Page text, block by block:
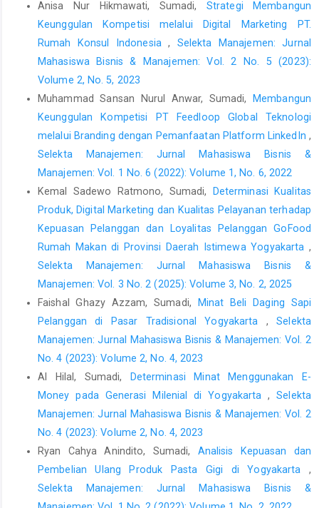
Products,” Jurnal Manajemen Bisnis, 9(2), hal. 289–300.
Tersedia pada:
Fishbein, M. dan Ajzen, I. (1975) Belief, Attitude, Intention, and
Behavior: An Introduction to Theory and Research. Reading, MA:
Addison-Wesley.
Ghozali, I. (2018) Aplikasi Analisis Multivarite dengan Program
IBM SPSS 25. 9 ed. Semarang: Badan Penerbit Universitas
Diponegoro.
Han, H. dan Kim, Y. (2010) “An investigation of green hotel
customers’ decision formation: Developing an extended model
of the theory of planned behavior,” International Journal of
https://doi.org/10.1016/j.ijhm.2010.01.001
Kotler, P. et al. (2012) The Gap Between the Vision for Marketing
and Reality, MIT Sloan Management Review. Tersedia pada:
https://sloanreview.mit.edu/article/the-gap-between-the-vision-
for-marketing-and-reality/ (Diakses: 17 Mei 2023).
Kotler, P. dan Keller, K.L. (2016) Marketing Management. 15 ed.
Kwak, M.-K., Lee, J. dan Cha, S.-S. (2021) “Senior Consumer
Motivations and Perceived Value of Robot Service Restaurants
https://doi.org/10.3390/su13052755
Monroe, K.B. (1990) Pricing: Making Profitable Decisions. 2 ed.
New York: McGraw Hill.
MS, M. (2020) PERILAKU KONSUMSI PRODUK HIJAU: Perspektif
Theory of Reasoned Action (TRA), Theory of Planned Behavior
Anisa Nur Hikmawati, Sumadi, Strategi Membangun
Keunggulan Kompetisi melalui Digital Marketing PT.
Rumah Konsul Indonesia, Selekta Manajemen: Jurnal
Mahasiswa Bisnis & Manajemen: Vol. 2 No. 5 (2023):
Volume 2, No. 5, 2023
Muhammad Sansan Nurul Anwar, Sumadi,
Membangun
Keunggulan Kompetisi PT Feedloop Global Teknologi
melalui Branding dengan Pemanfaatan Platform LinkedIn ,
Selekta Manajemen: Jurnal Mahasiswa Bisnis &
Manajemen: Vol. 1 No. 6 (2022): Volume 1, No. 6, 2022
Kemal Sadewo Ratmono, Sumadi,
Determinasi Kualitas
Produk, Digital Marketing dan Kualitas Pelayanan terhadap
Kepuasan Pelanggan dan Loyalitas Pelanggan GoFood
Rumah Makan di Provinsi Daerah Istimewa Yogyakarta ,
Selekta Manajemen: Jurnal Mahasiswa Bisnis &
Manajemen: Vol. 3 No. 2 (2025): Volume 3, No. 2, 2025
Faishal Ghazy Azzam, Sumadi,
Minat Beli Daging Sapi
Pelanggan di Pasar Tradisional Yogyakarta ,Selekta
Manajemen: Jurnal Mahasiswa Bisnis & Manajemen: Vol. 2
No. 4 (2023): Volume 2, No. 4, 2023
Al Hilal, Sumadi,
Determinasi Minat Menggunakan E-
Money pada Generasi Milenial di Yogyakarta,Selekta
Manajemen: Jurnal Mahasiswa Bisnis & Manajemen: Vol. 2
No. 4 (2023): Volume 2, No. 4, 2023
Ryan Cahya Anindito, Sumadi, Analisis Kepuasan dan
Pembelian Ulang Produk Pasta Gigi di Yogyakarta ,
Selekta Manajemen: Jurnal Mahasiswa Bisnis &